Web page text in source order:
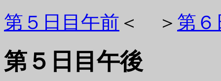
第５日目午前 ＜ ＞ 第６
第５日目午後